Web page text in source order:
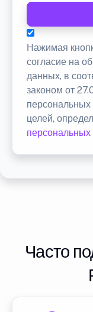
Нажимая
согласие на
данных, в
законом от
персональных
целей,
Часто